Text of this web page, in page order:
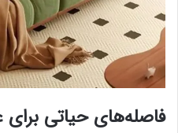
فاصله‌های حیاتی برای